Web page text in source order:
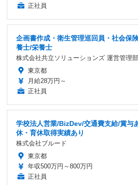
正社員
企画書作成・衛生管理巡回員・社会保
養士/栄養士
株式会社共立ソリューションズ 運営管理部
東京都
月給28万円～
正社員
学校法人営業/BizDev/交通費支給/賞与
休・育休取得実績あり
株式会社ブルード
東京都
年収500万円～800万円
正社員